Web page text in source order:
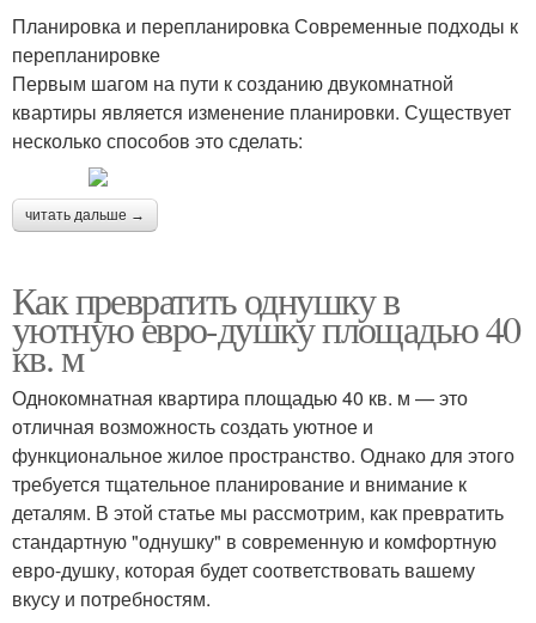
Планировка и перепланировка Современные подходы к
перепланировке
Первым шагом на пути к созданию двукомнатной
квартиры является изменение планировки. Существует
несколько способов это сделать:
читать дальше →
Как превратить однушку в
уютную евро-душку площадью 40
кв. м
Однокомнатная квартира площадью 40 кв. м — это
отличная возможность создать уютное и
функциональное жилое пространство. Однако для этого
требуется тщательное планирование и внимание к
деталям. В этой статье мы рассмотрим, как превратить
стандартную "однушку" в современную и комфортную
евро-душку, которая будет соответствовать вашему
вкусу и потребностям.